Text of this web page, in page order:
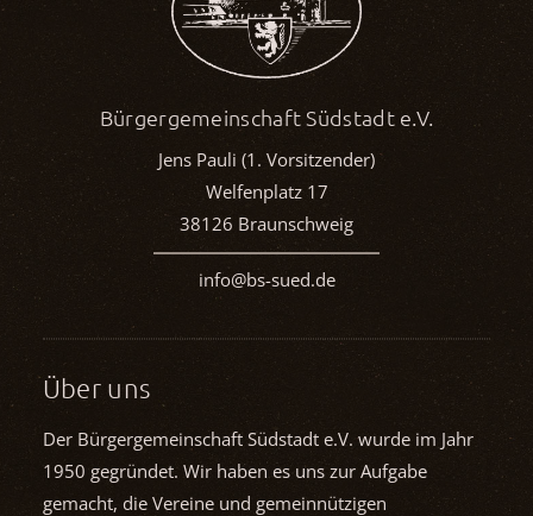
Bürgergemeinschaft Südstadt e.V.
Jens Pauli (1. Vorsitzender)
Welfenplatz 17
38126 Braunschweig
info@bs-sued.de
Über uns
Der Bürgergemeinschaft Südstadt e.V. wurde im Jahr
1950 gegründet. Wir haben es uns zur Aufgabe
gemacht, die Vereine und gemein­nützigen